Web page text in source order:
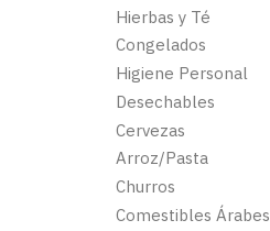
Hierbas y Té
Congelados
Higiene Personal
Desechables
Cervezas
Arroz/Pasta
Churros
Comestibles Árabes